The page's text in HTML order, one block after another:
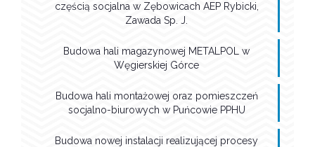
częścią socjalna w Zębowicach AEP Rybicki,
Zawada Sp. J.
Budowa hali magazynowej METALPOL w
Węgierskiej Górce
Budowa hali montażowej oraz pomieszczeń
socjalno-biurowych w Puńcowie PPHU
Budowa nowej instalacji realizującej procesy